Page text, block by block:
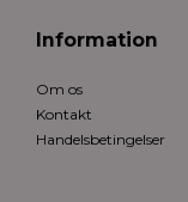
Information
Om os
Kontakt
Handelsbetingelser